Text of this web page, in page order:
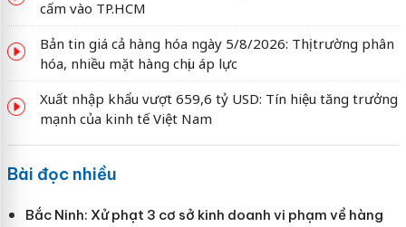
cấm vào TP.HCM
Bản tin giá cả hàng hóa ngày 5/8/2026: Thị trường phân
hóa, nhiều mặt hàng chịu áp lực
Xuất nhập khẩu vượt 659,6 tỷ USD: Tín hiệu tăng trưởng
mạnh của kinh tế Việt Nam
Bài đọc nhiều
Bắc Ninh: Xử phạt 3 cơ sở kinh doanh vi phạm về hàng